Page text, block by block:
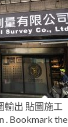
輸出 貼圖施工
. Bookmark the